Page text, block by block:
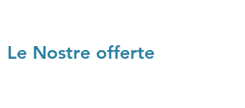
Le Nostre offerte